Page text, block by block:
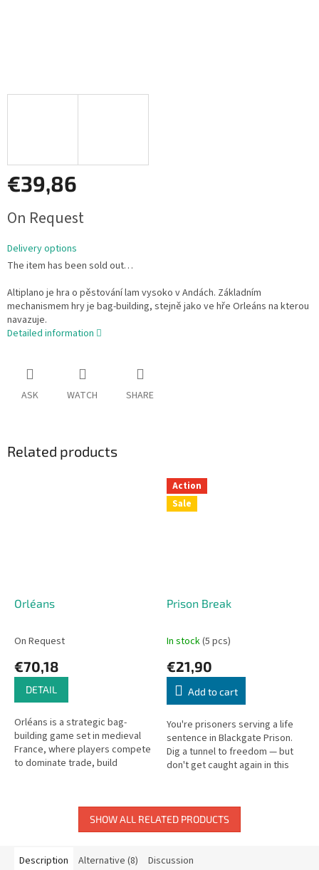
€39,86
price:
On Request
Delivery options
The item has been sold out…
Altiplano je hra o pěstování lam vysoko v Andách. Základním
mechanismem hry je bag-building, stejně jako ve hře Orleáns na kterou
navazuje.
Detailed information
ASK WATCH SHARE
Related products
Orléans
On Request
€70,18
DETAIL
Orléans is a strategic bag-
building game set in medieval
France, where players compete
to dominate trade, build
Action
Sale
Prison Break
In stock(5 pcs)
€21,90
Add to cart
You're prisoners serving a life
sentence in Blackgate Prison.
Dig a tunnel to freedom — but
don't get caught again in this
SHOW ALL RELATED PRODUCTS
Description Alternative (8) Discussion